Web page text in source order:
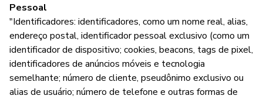
Pessoal
"Identificadores: identificadores, como um nome real, alias,
endereço postal, identificador pessoal exclusivo (como um
identificador de dispositivo; cookies, beacons, tags de pixel,
identificadores de anúncios móveis e tecnologia
semelhante; número de cliente, pseudônimo exclusivo ou
alias de usuário; número de telefone e outras formas de